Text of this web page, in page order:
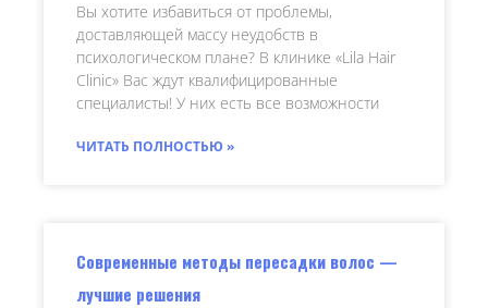
Вы хотите избавиться от проблемы,
доставляющей массу неудобств в
психологическом плане? В клинике «Lila Hair
Clinic» Вас ждут квалифицированные
специалисты! У них есть все возможности
ЧИТАТЬ ПОЛНОСТЬЮ »
Современные методы пересадки волос —
лучшие решения